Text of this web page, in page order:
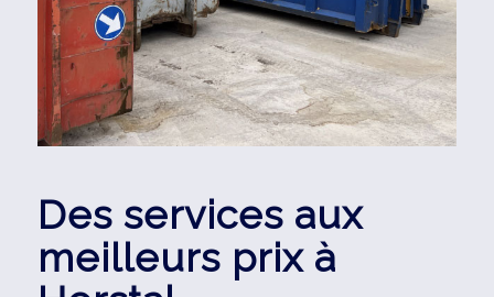
Des services aux
meilleurs prix à